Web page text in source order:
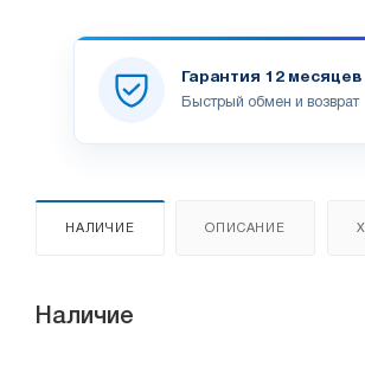
Гарантия 12 месяцев
Быстрый обмен и возврат
НАЛИЧИЕ ОПИСАНИЕ
Наличие